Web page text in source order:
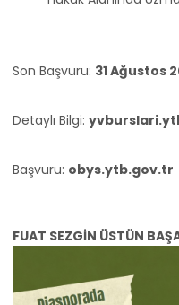
Son Başvuru: 31 Ağustos
Detaylı Bilgi:
Başvuru: obys.ytb.gov.tr
FUAT SEZGİN ÜSTÜN